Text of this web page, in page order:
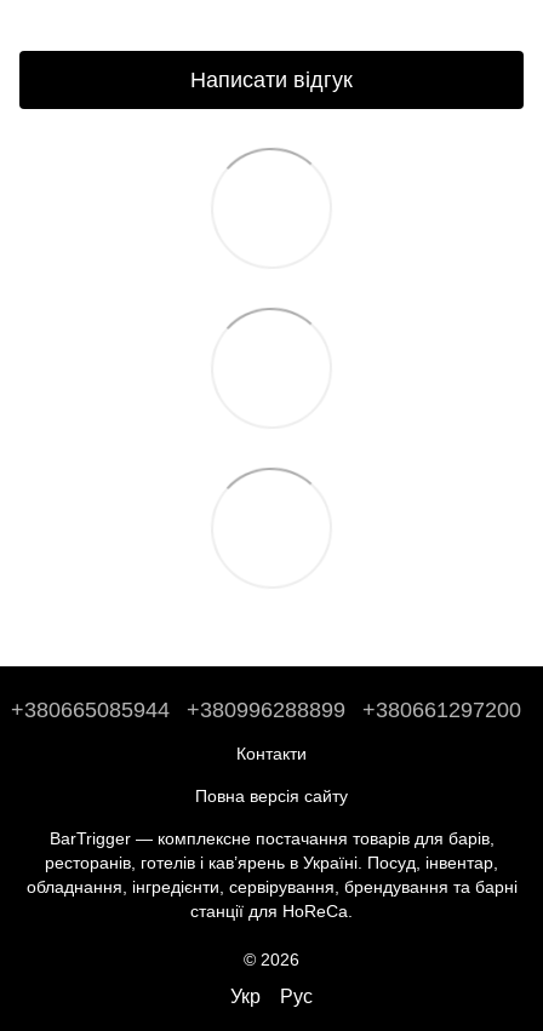
Написати відгук
+380665085944 +380996288899 +380661297200
Контакти
Повна версія сайту
BarTrigger — комплексне постачання товарів для барів,
ресторанів, готелів і кав’ярень в Україні. Посуд, інвентар,
обладнання, інгредієнти, сервірування, брендування та барні
станції для HoReCa.
© 2026
Укр Рус